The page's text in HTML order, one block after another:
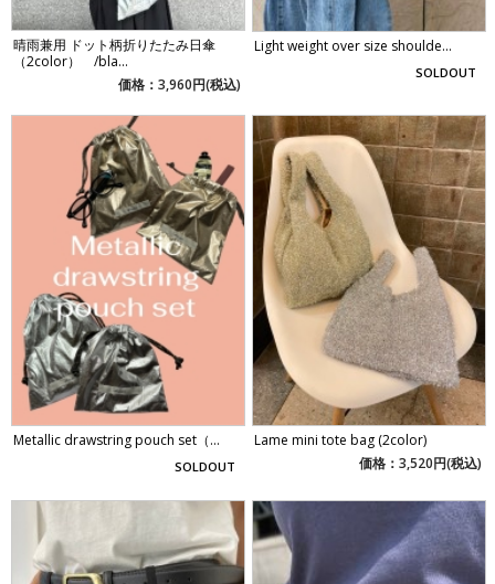
晴雨兼用 ドット柄折りたたみ日傘
（2color） /bla...
価格：3,960円(税込)
Light weight over size shoulde...
SOLDOUT
Metallic drawstring pouch set（...
SOLDOUT
Lame mini tote bag (2color)
価格：3,520円(税込)